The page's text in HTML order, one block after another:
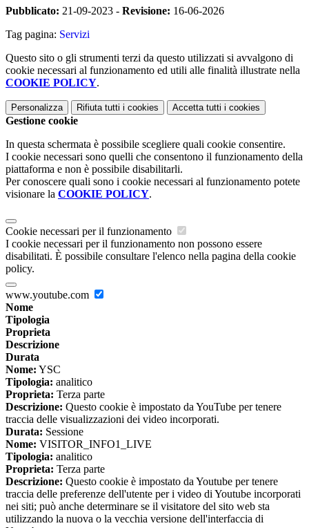
Pubblicato: 21-09-2023 - Revisione: 16-06-2026
Tag pagina: Servizi
Questo sito o gli strumenti terzi da questo utilizzati si avvalgono di
cookie necessari al funzionamento ed utili alle finalità illustrate nella
COOKIE POLICY.
Personalizza Rifiuta tutti i cookies Accetta tutti i cookies
Gestione cookie
In questa schermata è possibile scegliere quali cookie consentire.
I cookie necessari sono quelli che consentono il funzionamento della
piattaforma e non è possibile disabilitarli.
Per conoscere quali sono i cookie necessari al funzionamento potete
visionare la COOKIE POLICY.
Cookie necessari per il funzionamento
I cookie necessari per il funzionamento non possono essere
disabilitati. È possibile consultare l'elenco nella pagina della cookie
policy.
www.youtube.com
Nome
Tipologia
Proprieta
Descrizione
Durata
Nome: YSC
Tipologia: analitico
Proprieta: Terza parte
Descrizione: Questo cookie è impostato da YouTube per tenere
traccia delle visualizzazioni dei video incorporati.
Durata: Sessione
Nome: VISITOR_INFO1_LIVE
Tipologia: analitico
Proprieta: Terza parte
Descrizione: Questo cookie è impostato da Youtube per tenere
traccia delle preferenze dell'utente per i video di Youtube incorporati
nei siti; può anche determinare se il visitatore del sito web sta
utilizzando la nuova o la vecchia versione dell'interfaccia di